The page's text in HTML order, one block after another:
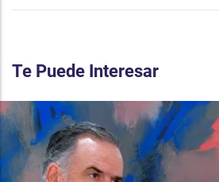
Te Puede Interesar